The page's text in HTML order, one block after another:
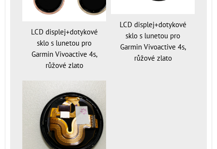
LCD displej+dotykové
sklo s lunetou pro
Garmin Vivoactive 4s,
růžové zlato
LCD displej+dotykové
sklo s lunetou pro
Garmin Vivoactive 4s,
růžové zlato